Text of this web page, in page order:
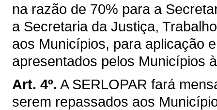
na razão de 70% para a
a Secretaria da Justiça,
aos Municípios, para aplicação
apresentados pelos Municípios
Art. 4º. A SERLOPAR fará
serem repassados aos